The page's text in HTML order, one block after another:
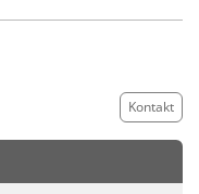
Kontakt